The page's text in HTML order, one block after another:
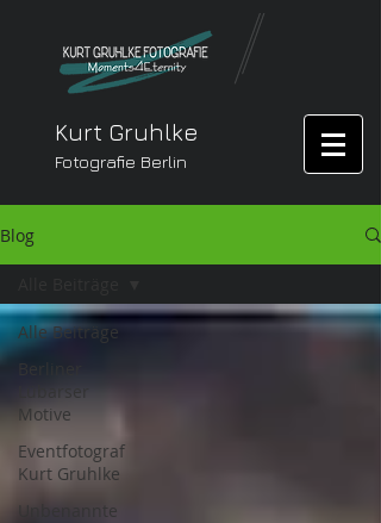
Kurt Gruhlke
Fotografie Berlin
Blog
Alle Beiträge
Berliner
Lübarser
Motive
Eventfotograf
Kurt Gruhlke
Unbenannte